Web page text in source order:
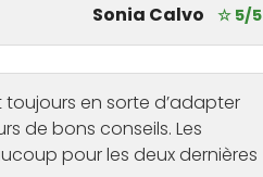
Sonia Calvo
☆ 5/5
toujours en sorte d’adapter
de bons conseils. Les
pour les deux dernières